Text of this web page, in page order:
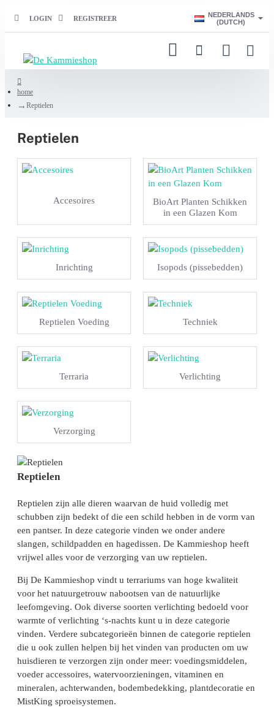
LOGIN REGISTREER
NEDERLANDS
(DUTCH)
home
Reptielen
Reptielen
Reptielen
Reptielen zijn alle dieren waarvan de huid volledig met
schubben zijn bedekt of die een schild hebben in de vorm van
een pantser. In deze categorie vinden we onder andere
slangen, schildpadden en hagedissen. De Kammieshop heeft
vrijwel alles voor de verzorging van uw reptielen.
Bij De Kammieshop vindt u terrariums van hoge kwaliteit
voor het natuurgetrouw nabootsen van de natuurlijke
leefomgeving. Ook diverse soorten verlichting bedoeld voor
warmte of verlichting ‘s-nachts kunt u in deze categorie
vinden. Verdere subcategorieën binnen de categorie reptielen
die u ook zullen helpen bij het vinden van producten om uw
huisdieren te verzorgen zijn onder meer: voedingsmiddelen,
voeder accessoires, watervoorzieningen, vitaminen en
mineralen, achterwanden, bodembedekking, plantdecoratie en
MistKing sproeisystemen.
Accesoires
BioArt Planten Schikken
in een Glazen Kom
Inrichting Isopods (pissebedden)
Reptielen Voeding Techniek
Terraria Verlichting
Verzorging